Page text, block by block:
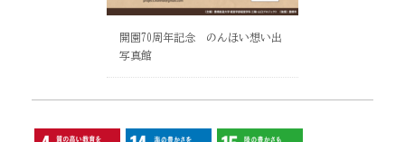
開園70周年記念 のんほい想い出
写真館